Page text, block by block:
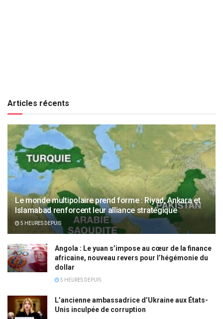
Articles récents
Le monde multipolaire prend forme : Riyad, Ankara et
Islamabad renforcent leur alliance stratégique
5 HEURES DEPUIS
Angola : Le yuan s’impose au cœur de la finance
africaine, nouveau revers pour l’hégémonie du
dollar
5 HEURES DEPUIS
L’ancienne ambassadrice d’Ukraine aux États-
Unis inculpée de corruption